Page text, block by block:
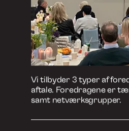
Book et foredrag